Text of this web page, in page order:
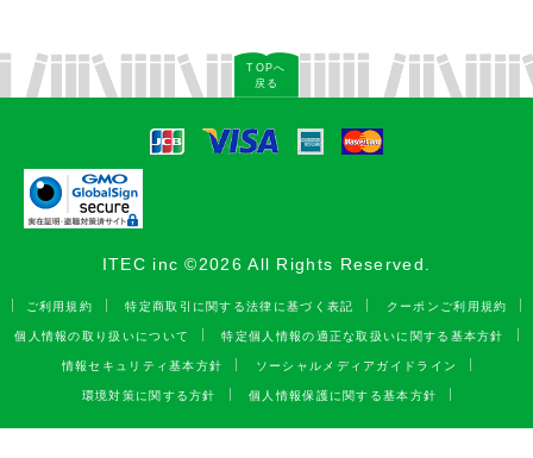
TOPへ
戻る
ITEC inc ©2026 All Rights Reserved.
ご利用規約 特定商取引に関する法律に基づく表記 クーポンご利用規約
個人情報の取り扱いについて 特定個人情報の適正な取扱いに関する基本方針
情報セキュリティ基本方針 ソーシャルメディアガイドライン
環境対策に関する方針 個人情報保護に関する基本方針